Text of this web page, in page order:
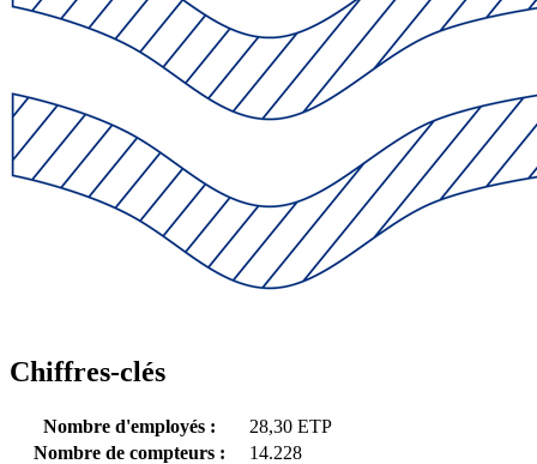
Chiffres-clés
Nombre d'employés :
28,30 ETP
Nombre de compteurs :
14.228